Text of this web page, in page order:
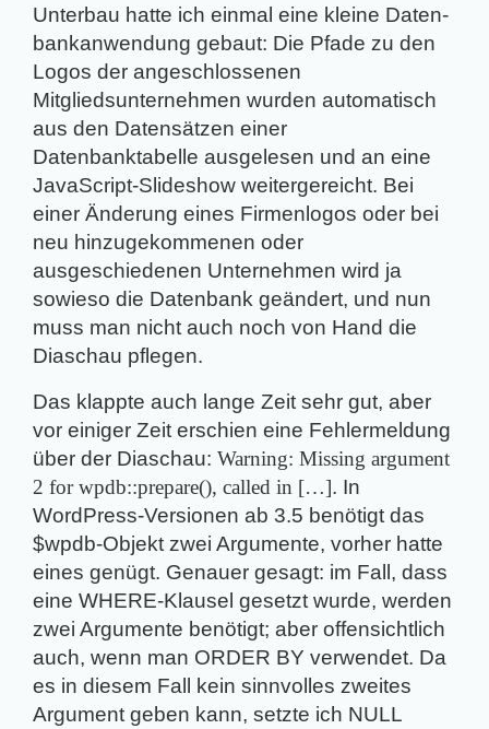
Unterbau hatte ich einmal eine kleine Daten­
bank­anwendung gebaut: Die Pfade zu den
Logos der angeschlossenen
Mitgliedsunternehmen wurden automatisch
aus den Datensätzen einer
Datenbanktabelle ausgelesen und an eine
JavaScript-Slideshow weitergereicht. Bei
einer Änderung eines Firmenlogos oder bei
neu hinzugekommenen oder
ausgeschiedenen Unternehmen wird ja
sowieso die Datenbank geändert, und nun
muss man nicht auch noch von Hand die
Diaschau pflegen.
Das klappte auch lange Zeit sehr gut, aber
vor einiger Zeit erschien eine Fehlermeldung
über der Diaschau: Warning: Missing argument
2 for wpdb::prepare(), called in […]. In
WordPress-Versionen ab 3.5 benötigt das
$wpdb-Objekt zwei Argumente, vorher hatte
eines genügt. Genauer gesagt: im Fall, dass
eine WHERE-Klausel gesetzt wurde, werden
zwei Argumente benötigt; aber offensichtlich
auch, wenn man ORDER BY verwendet. Da
es in diesem Fall kein sinnvolles zweites
Argument geben kann, setzte ich NULL